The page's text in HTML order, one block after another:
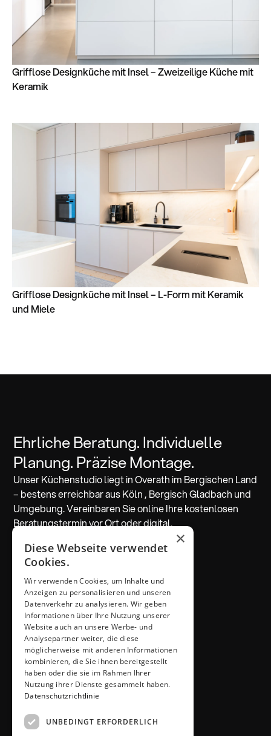
Grifflose Designküche mit Insel – Zweizeilige Küche mit
Keramik
Grifflose Designküche mit Insel – L-Form mit Keramik
und Miele
Ehrliche Beratung. Individuelle
Planung. Präzise Montage.
Unser Küchenstudio liegt in Overath im Bergischen Land
– bestens erreichbar aus Köln , Bergisch Gladbach und
Umgebung. Vereinbaren Sie online Ihre kostenlosen
Beratungstermin vor Ort oder digital.
Beratung vereinbaren
ADRESSE & KONTAKT
Küchen Thiemann
Thiemann GmbH
Krombacher Straße 4
51491 Overath
02206 / 6461
info@kuechen-thiemann.de
ÖFFNUNGSZEITEN
Mo – Fr
9 – 18 Uhr
Sa
9 – 13 Uhr
×
Diese Webseite verwendet
Cookies.
Wir verwenden Cookies, um Inhalte und
Anzeigen zu personalisieren und unseren
Datenverkehr zu analysieren. Wir geben
Informationen über Ihre Nutzung unserer
Website auch an unsere Werbe- und
Analysepartner weiter, die diese
möglicherweise mit anderen Informationen
kombinieren, die Sie ihnen bereitgestellt
haben oder die sie im Rahmen Ihrer
Nutzung ihrer Dienste gesammelt haben.
Datenschutzrichtlinie
UNBEDINGT ERFORDERLICH